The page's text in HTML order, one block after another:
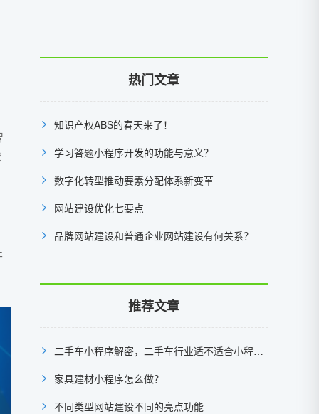
热门文章
知识产权ABS的春天来了！
学习答题小程序开发的功能与意义？
数字化转型推动要素分配体系新变革
网站建设优化七要点
品牌网站建设和普通企业网站建设有何关系？
推荐文章
二手车小程序解密，二手车行业适不适合小程序？
家具建材小程序怎么做？
不同类型网站建设不同的亮点功能